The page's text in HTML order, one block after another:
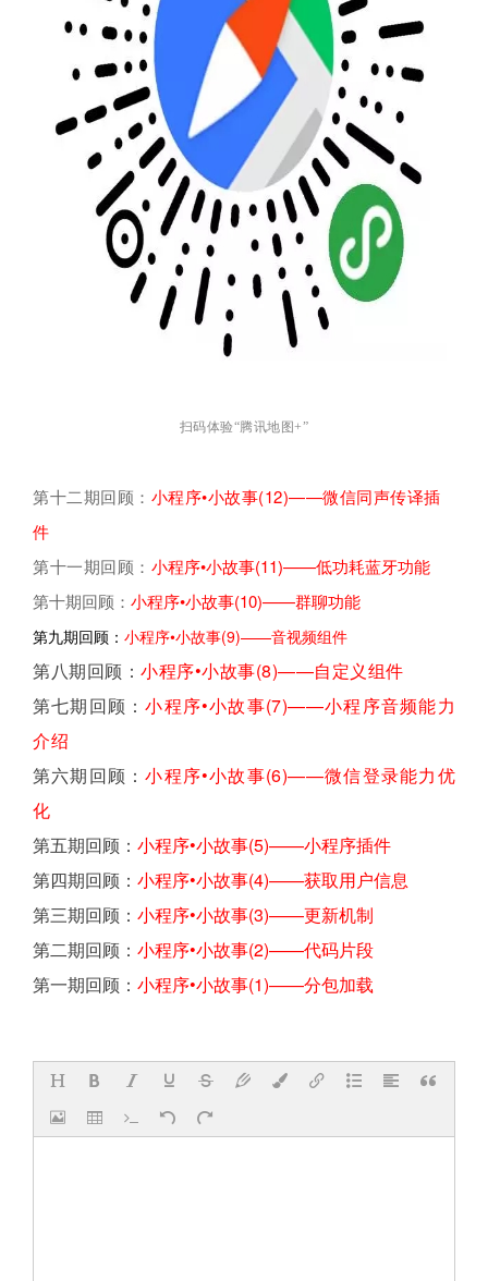
扫码体验“腾讯地图+”
第十二期回顾： 小程序•小故事(12)——微信同声传译插
件
第十一期回顾： 小程序•小故事(11)——低功耗蓝牙功能
第十期回顾： 小程序•小故事(10)——群聊功能
第九期回顾： 小程序•小故事(9)——音视频组件
第八期回顾： 小程序•小故事(8)——自定义组件
第七期回顾：小程序•小故事(7)——小程序音频能力
介绍
第六期回顾：小程序•小故事(6)——微信登录能力优
化
第五期回顾： 小程序•小故事(5)——小程序插件
第四期回顾： 小程序•小故事(4)——获取用户信息
第三期回顾： 小程序•小故事(3)——更新机制
第二期回顾： 小程序•小故事(2)——代码片段
第一期回顾： 小程序•小故事(1)——分包加载